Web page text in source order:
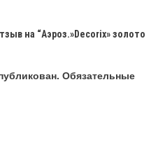
на “Аэроз.»Decorix» золото
Обязательные